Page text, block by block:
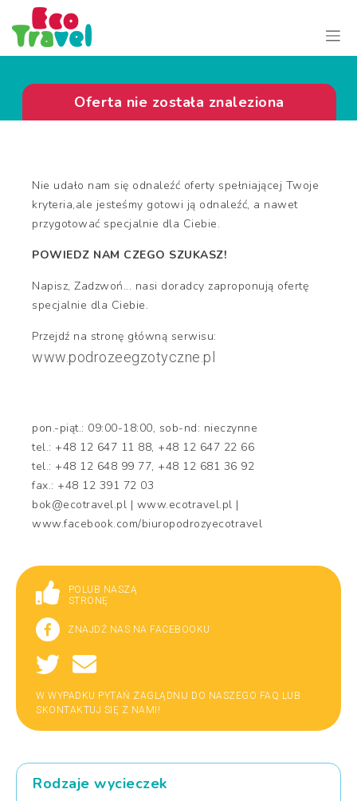
Oferta nie została znaleziona
Nie udało nam się odnaleźć oferty spełniającej Twoje
kryteria,ale jesteśmy gotowi ją odnaleźć, a nawet
przygotować specjalnie dla Ciebie.
POWIEDZ NAM CZEGO SZUKASZ!
Napisz, Zadzwoń... nasi doradcy zaproponują ofertę
specjalnie dla Ciebie.
Przejdź na stronę główną serwisu:
www.podrozeegzotyczne.pl
pon.-piąt.: 09:00-18:00, sob-nd: nieczynne
tel.: +48 12 647 11 88, +48 12 647 22 66
tel.: +48 12 648 99 77, +48 12 681 36 92
fax.: +48 12 391 72 03
bok@ecotravel.pl | www.ecotravel.pl |
www.facebook.com/biuropodrozyecotravel
POLUB NASZĄ
STRONĘ
ZNAJDŹ NAS NA FACEBOOKU
W WYPADKU PYTAŃ ZAGLĄDNIJ DO NASZEGO FAQ LUB
SKONTAKTUJ SIĘ Z NAMI!
Rodzaje wycieczek